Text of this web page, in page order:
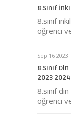
8.Sınıf
8.sınıf
öğrenci
Sep 16 2023
8.Sınıf
2023 2024
8.sınıf
öğrenci